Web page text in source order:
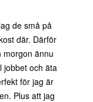
de små på
där. Därför
morgon ännu
jobbet och äta
för jag är
Plus att jag